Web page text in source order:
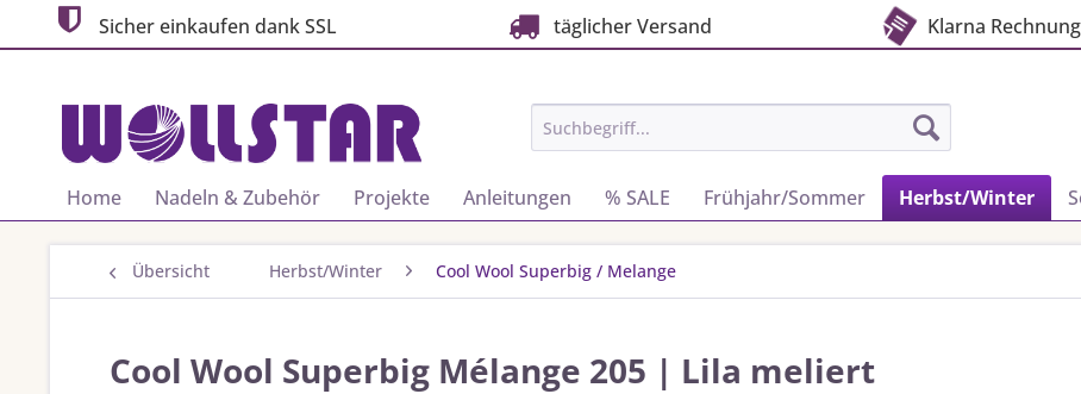
Sicher einkaufen dank SSL täglicher Versand Klarna Rechnung
Home Nadeln & Zubehör Projekte Anleitungen % SALE Frühjahr/Sommer Herbst/Winter
Übersicht Herbst/Winter Cool Wool Superbig / Melange
Cool Wool Superbig Mélange 205 | Lila meliert